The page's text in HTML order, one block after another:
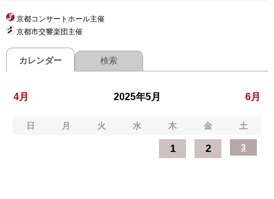
京都コンサートホール主催
京都市交響楽団主催
カレンダー 検索
4月 2025年5月 6月
日 月 火 水 木 金 土
1 2 3